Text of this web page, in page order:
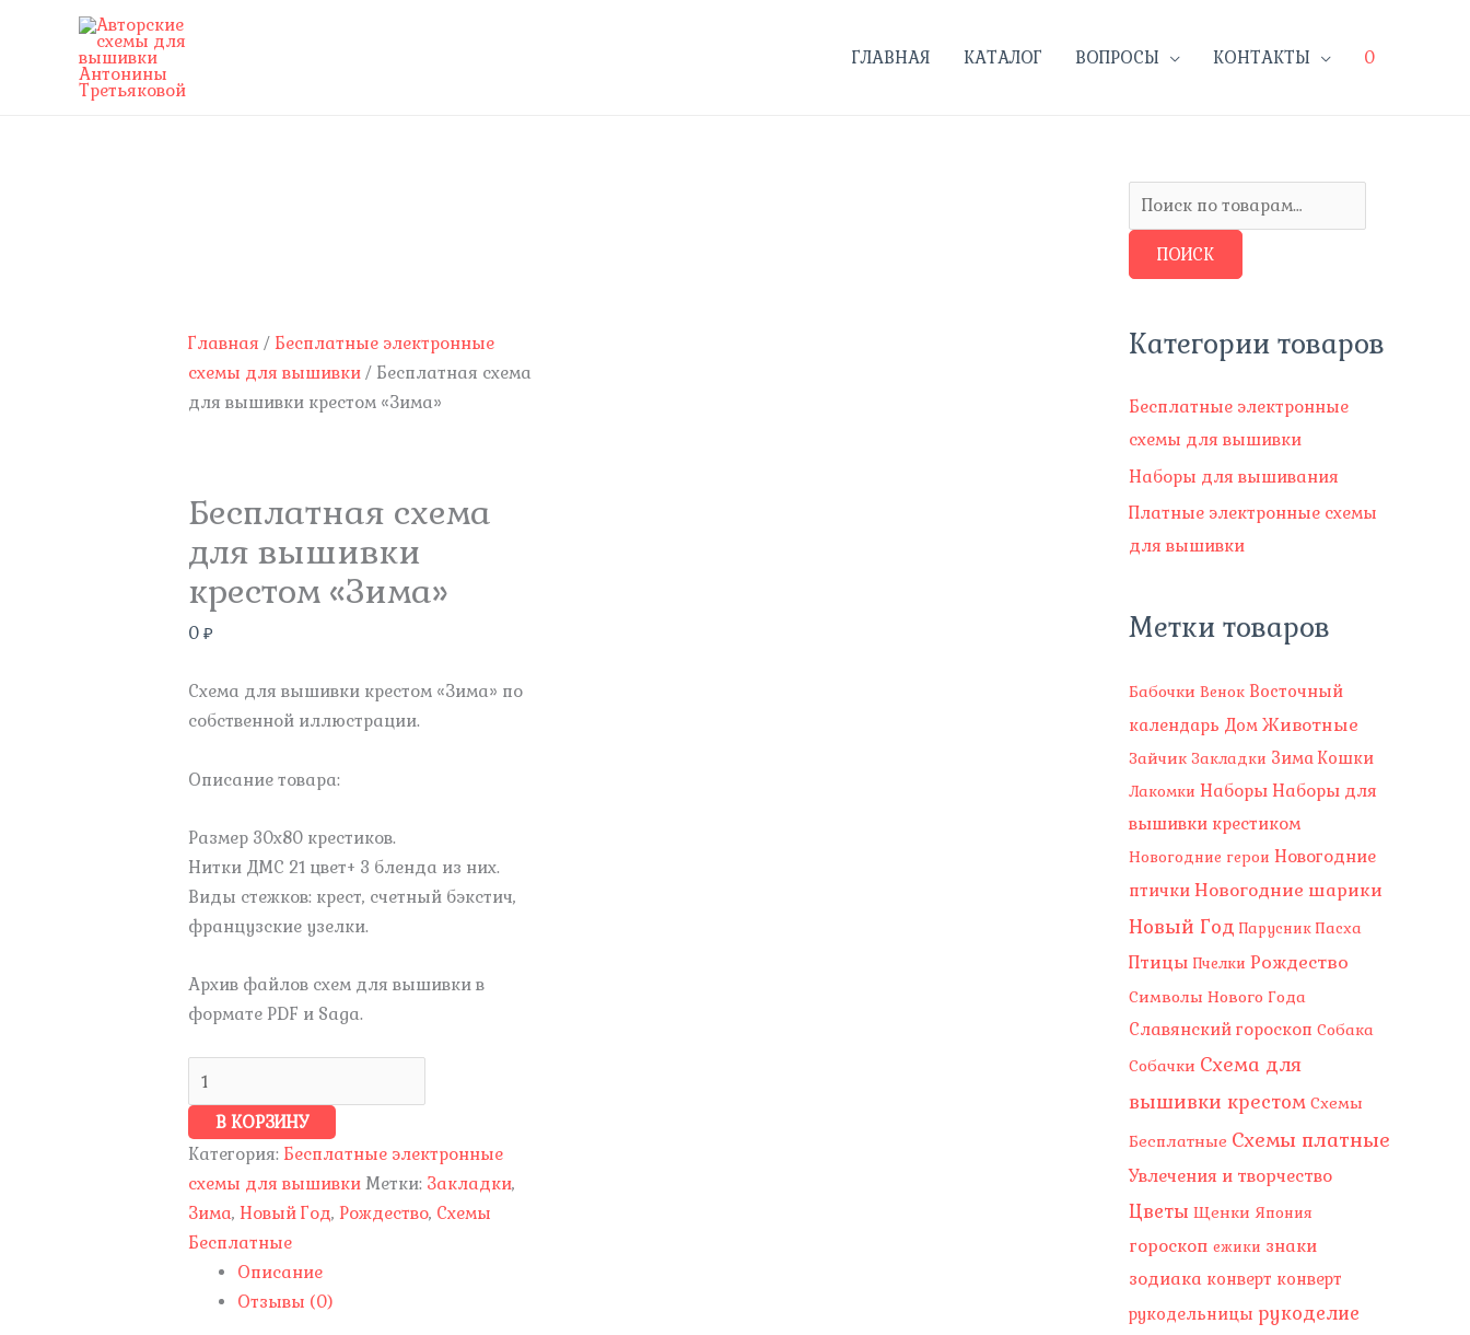
содержимому
ГЛАВНАЯ КАТАЛОГ ВОПРОСЫ КОНТАКТЫ 0
Главная / Бесплатные электронные
схемы для вышивки / Бесплатная схема
для вышивки крестом «Зима»
Бесплатная схема
для вышивки
крестом «Зима»
0₽
Схема для вышивки крестом «Зима» по
собственной иллюстрации.
Описание товара:
Размер 30х80 крестиков.
Нитки ДМС 21 цвет+ 3 бленда из них.
Виды стежков: крест, счетный бэкстич,
французские узелки.
Архив файлов схем для вышивки в
формате PDF и Saga.
вышивки
крестом
"Зима"
В КОРЗИНУ
Категория: Бесплатные электронные
схемы для вышивки Метки: Закладки,
Зима,Новый Год, Рождество, Схемы
Бесплатные
Описание
Отзывы (0)
с
т
ь
ПОИСК
Категории товаров
Бесплатные электронные
схемы для вышивки
Наборы для вышивания
Платные электронные схемы
для вышивки
Метки товаров
Бабочки Венок Восточный
календарь Дом Животные
Зайчик Закладки Зима Кошки
Лакомки Наборы Наборы для
вышивки крестиком
Новогодние герои Новогодние
птички Новогодние шарики
Новый Год Парусник Пасха
Птицы Пчелки Рождество
Символы Нового Года
Славянский гороскоп Собака
Собачки Схема для
вышивки крестом Схемы
Бесплатные Схемы платные
Увлечения и творчество
Цветы Щенки Япония
гороскоп ежики знаки
зодиака конверт конверт
рукодельницы рукоделие